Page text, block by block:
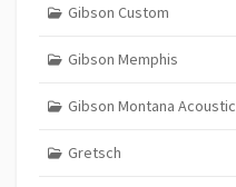
Gibson Custom
Gibson Memphis
Gibson Montana Acoustic
Gretsch